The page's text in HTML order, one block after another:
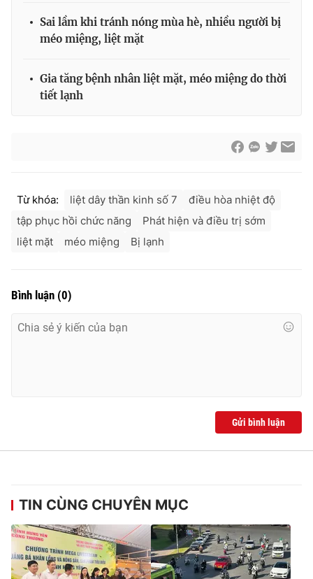
Sai lầm khi tránh nóng mùa hè, nhiều người bị
méo miệng, liệt mặt
Gia tăng bệnh nhân liệt mặt, méo miệng do thời
tiết lạnh
Từ khóa: liệt dây thần kinh số 7
điều hòa nhiệt độ
tập phục hồi chức năng
Phát hiện và điều trị sớm
liệt mặt
méo miệng Bị lạnh
Bình luận (0)
Gửi bình luận
TIN CÙNG CHUYÊN MỤC